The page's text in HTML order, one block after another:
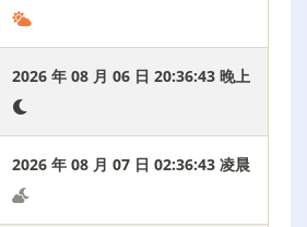
2026 年 08 月 06 日 20:36:44 晚上
2026 年 08 月 07 日 02:36:44 凌晨